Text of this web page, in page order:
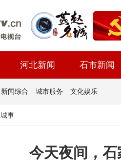
河北新闻 石市新闻
新闻综合 城市服务 文化娱乐
城事
今天夜间，